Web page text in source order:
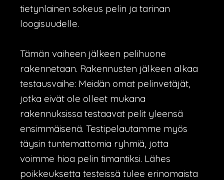
tietynlainen sokeus pelin ja tarinan
loogisuudelle.
Tämän vaiheen jälkeen pelihuone
rakennetaan. Rakennusten jälkeen alkaa
testausvaihe: Meidän omat pelinvetäjät,
jotka eivät ole olleet mukana
rakennuksissa testaavat pelit yleensä
ensimmäisenä. Testipelautamme myös
täysin tuntemattomia ryhmiä, jotta
voimme hioa pelin timantiksi. Lähes
poikkeuksetta testeissä tulee erinomaista